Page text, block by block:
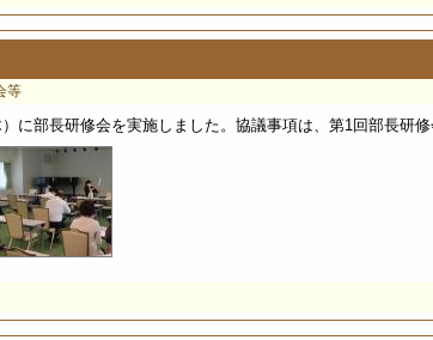
等
）に部長研修会を実施しました。協議事項は、第1回部長研